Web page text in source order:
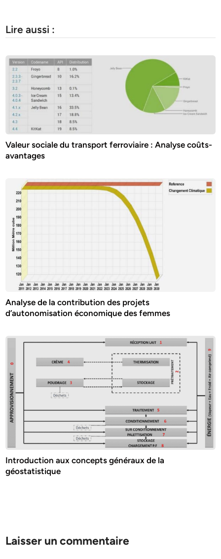
Lire aussi :
Valeur sociale du transport ferroviaire : Analyse coûts-
avantages
Analyse de la contribution des projets
d’autonomisation économique des femmes
Introduction aux concepts généraux de la
géostatistique
Laisser un commentaire